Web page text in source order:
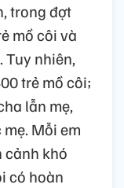
trong đợt
mồ côi và
Tuy nhiên,
trẻ mồ côi;
lẫn mẹ,
Mỗi em
cảnh khó
có hoàn